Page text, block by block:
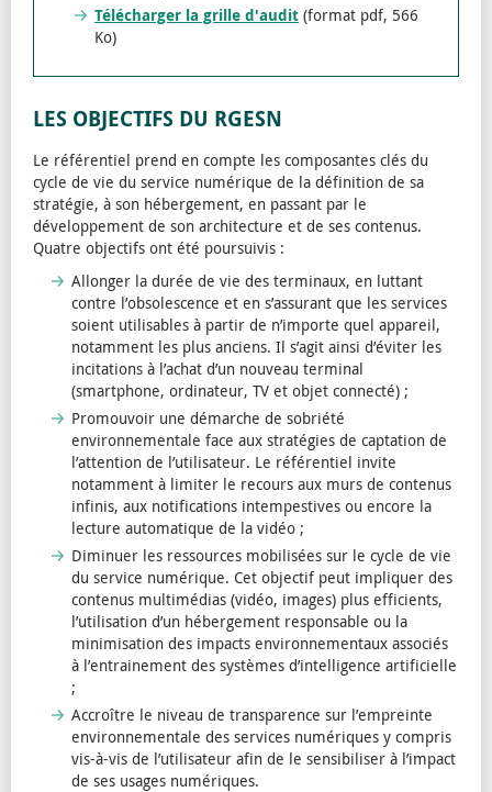
Télécharger la grille d'audit (format pdf, 566
Ko)
LES OBJECTIFS DU RGESN
Le référentiel prend en compte les composantes clés du
cycle de vie du service numérique de la définition de sa
stratégie, à son hébergement, en passant par le
développement de son architecture et de ses contenus.
Quatre objectifs ont été poursuivis :
Allonger la durée de vie des terminaux, en luttant
contre l’obsolescence et en s’assurant que les services
soient utilisables à partir de n’importe quel appareil,
notamment les plus anciens. Il s’agit ainsi d’éviter les
incitations à l’achat d’un nouveau terminal
(smartphone, ordinateur, TV et objet connecté) ;
Promouvoir une démarche de sobriété
environnementale face aux stratégies de captation de
l’attention de l’utilisateur. Le référentiel invite
notamment à limiter le recours aux murs de contenus
infinis, aux notifications intempestives ou encore la
lecture automatique de la vidéo ;
Diminuer les ressources mobilisées sur le cycle de vie
du service numérique. Cet objectif peut impliquer des
contenus multimédias (vidéo, images) plus efficients,
l’utilisation d’un hébergement responsable ou la
minimisation des impacts environnementaux associés
à l’entrainement des systèmes d’intelligence artificielle
;
Accroître le niveau de transparence sur l’empreinte
environnementale des services numériques y compris
vis-à-vis de l’utilisateur afin de le sensibiliser à l’impact
de ses usages numériques.